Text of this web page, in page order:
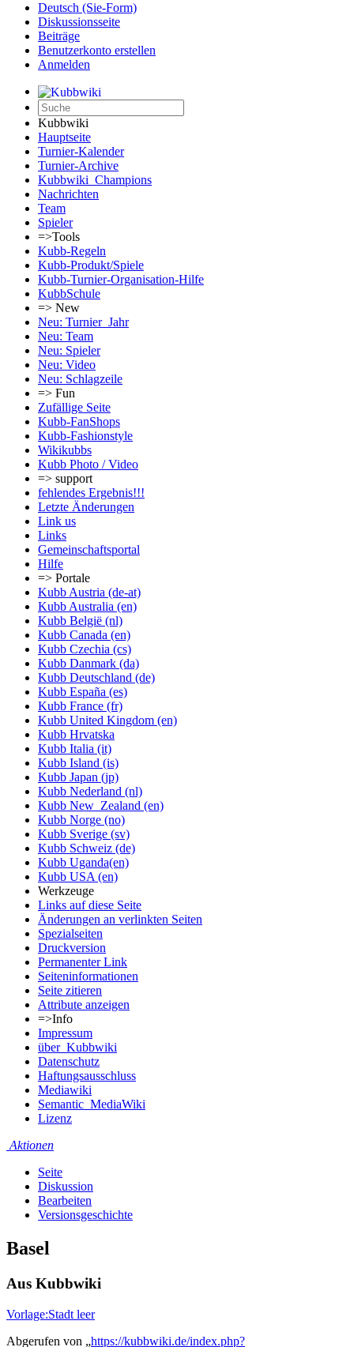
Deutsch (Sie-Form)‎
Diskussionsseite
Beiträge
Benutzerkonto erstellen
Anmelden
Kubbwiki
Hauptseite
Turnier-Kalender
Turnier-Archive
Kubbwiki_Champions
Nachrichten
Team
Spieler
=>Tools
Kubb-Regeln
Kubb-Produkt/Spiele
Kubb-Turnier-Organisation-Hilfe
KubbSchule
=> New
Neu: Turnier_Jahr
Neu: Team
Neu: Spieler
Neu: Video
Neu: Schlagzeile
=> Fun
Zufällige Seite
Kubb-FanShops
Kubb-Fashionstyle
Wikikubbs
Kubb Photo / Video
=> support
fehlendes Ergebnis!!!
Letzte Änderungen
Link us
Links
Gemeinschafts­portal
Hilfe
=> Portale
Kubb Austria (de-at)
Kubb Australia (en)
Kubb België (nl)
Kubb Canada (en)
Kubb Czechia (cs)
Kubb Danmark (da)
Kubb Deutschland (de)
Kubb España (es)
Kubb France (fr)
Kubb United Kingdom (en)
Kubb Hrvatska
Kubb Italia (it)
Kubb Island (is)
Kubb Japan (jp)
Kubb Nederland (nl)
Kubb New_Zealand (en)
Kubb Norge (no)
Kubb Sverige (sv)
Kubb Schweiz (de)
Kubb Uganda(en)
Kubb USA (en)
Werkzeuge
Links auf diese Seite
Änderungen an verlinkten Seiten
Spezialseiten
Druckversion
Permanenter Link
Seiten­informationen
Seite zitieren
Attribute anzeigen
=>Info
Impressum
über_Kubbwiki
Datenschutz
Haftungsausschluss
Mediawiki
Semantic_MediaWiki
Lizenz
Aktionen
Seite
Diskussion
Bearbeiten
Versionsgeschichte
Basel
Aus Kubbwiki
Vorlage:Stadt leer
Abgerufen von „https://kubbwiki.de/index.php?